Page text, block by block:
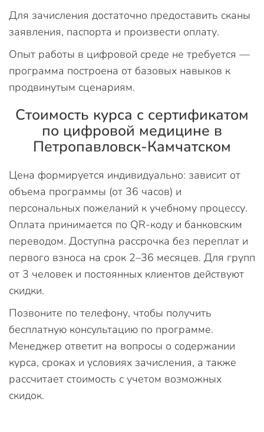
Для зачисления достаточно предоставить сканы
заявления, паспорта и произвести оплату.
Опыт работы в цифровой среде не требуется —
программа построена от базовых навыков к
продвинутым сценариям.
Стоимость курса с сертификатом
по цифровой медицине в
Петропавловск-Камчатском
Цена формируется индивидуально: зависит от
объема программы (от 36 часов) и
персональных пожеланий к учебному процессу.
Оплата принимается по QR-коду и банковским
переводом. Доступна рассрочка без переплат и
первого взноса на срок 2–36 месяцев. Для групп
от 3 человек и постоянных клиентов действуют
скидки.
Позвоните по телефону, чтобы получить
бесплатную консультацию по программе.
Менеджер ответит на вопросы о содержании
курса, сроках и условиях зачисления, а также
рассчитает стоимость с учетом возможных
скидок.